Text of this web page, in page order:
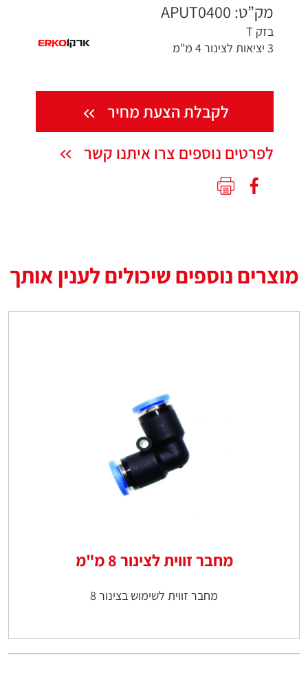
מק”ט: APUT0400
בזק T
3 יציאות לצינור 4 מ"מ
לקבלת הצעת מחיר
לפרטים נוספים צרו איתנו קשר
מוצרים נוספים שיכולים לענין אותך
מחבר זווית לצינור 8 מ"מ
מחבר זווית לשימוש בצינור 8